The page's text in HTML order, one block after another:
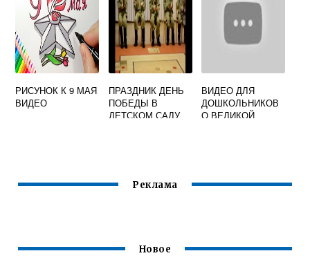
РИСУНОК К 9 МАЯ
ВИДЕО
ПРАЗДНИК ДЕНЬ
ПОБЕДЫ В
ДЕТСКОМ САДУ
ВИДЕО ДЛЯ
ДОШКОЛЬНИКОВ
О ВЕЛИКОЙ
Реклама
Новое